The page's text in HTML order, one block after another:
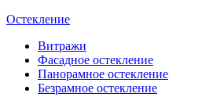
Остекление
Витражи
Фасадное остекление
Панорамное остекление
Безрамное остекление